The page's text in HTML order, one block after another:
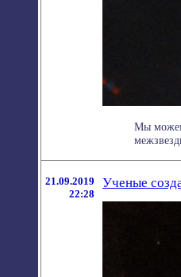
Мы можем
21.09.2019
22:28
Ученые